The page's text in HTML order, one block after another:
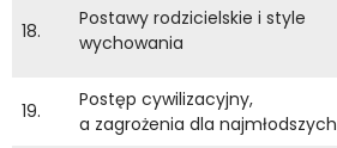
18.
Postawy rodzicielskie i style
wychowania
19.
Postęp cywilizacyjny,
a zagrożenia dla najmłodszych